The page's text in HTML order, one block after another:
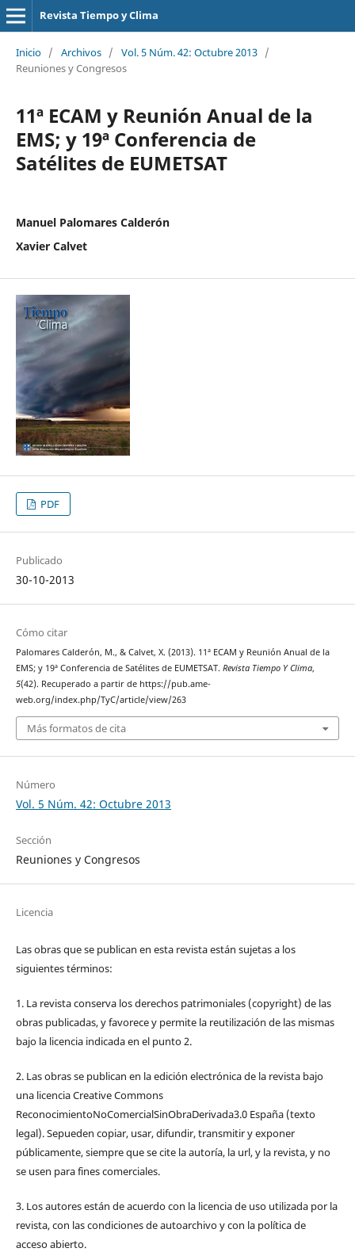
Revista Tiempo y Clima
Inicio / Archivos / Vol. 5 Núm. 42: Octubre 2013 /
Reuniones y Congresos
11ª ECAM y Reunión Anual de la
EMS; y 19ª Conferencia de
Satélites de EUMETSAT
Manuel Palomares Calderón
Xavier Calvet
PDF
Publicado
30-10-2013
Cómo citar
Palomares Calderón, M., & Calvet, X. (2013). 11ª ECAM y Reunión Anual de la
EMS; y 19ª Conferencia de Satélites de EUMETSAT. Revista Tiempo Y Clima,
5(42). Recuperado a partir de https://pub.ame-
web.org/index.php/TyC/article/view/263
Más formatos de cita
Número
Vol. 5 Núm. 42: Octubre 2013
Sección
Reuniones y Congresos
Licencia
Las obras que se publican en esta revista están sujetas a los
siguientes términos:
1. La revista conserva los derechos patrimoniales (copyright) de las
obras publicadas, y favorece y permite la reutilización de las mismas
bajo la licencia indicada en el punto 2.
2. Las obras se publican en la edición electrónica de la revista bajo
una licencia Creative Commons
ReconocimientoNoComercialSinObraDerivada3.0 España (texto
legal). Sepueden copiar, usar, difundir, transmitir y exponer
públicamente, siempre que se cite la autoría, la url, y la revista, y no
se usen para fines comerciales.
3. Los autores están de acuerdo con la licencia de uso utilizada por la
revista, con las condiciones de autoarchivo y con la política de
acceso abierto.